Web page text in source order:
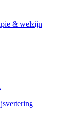
& welzijn